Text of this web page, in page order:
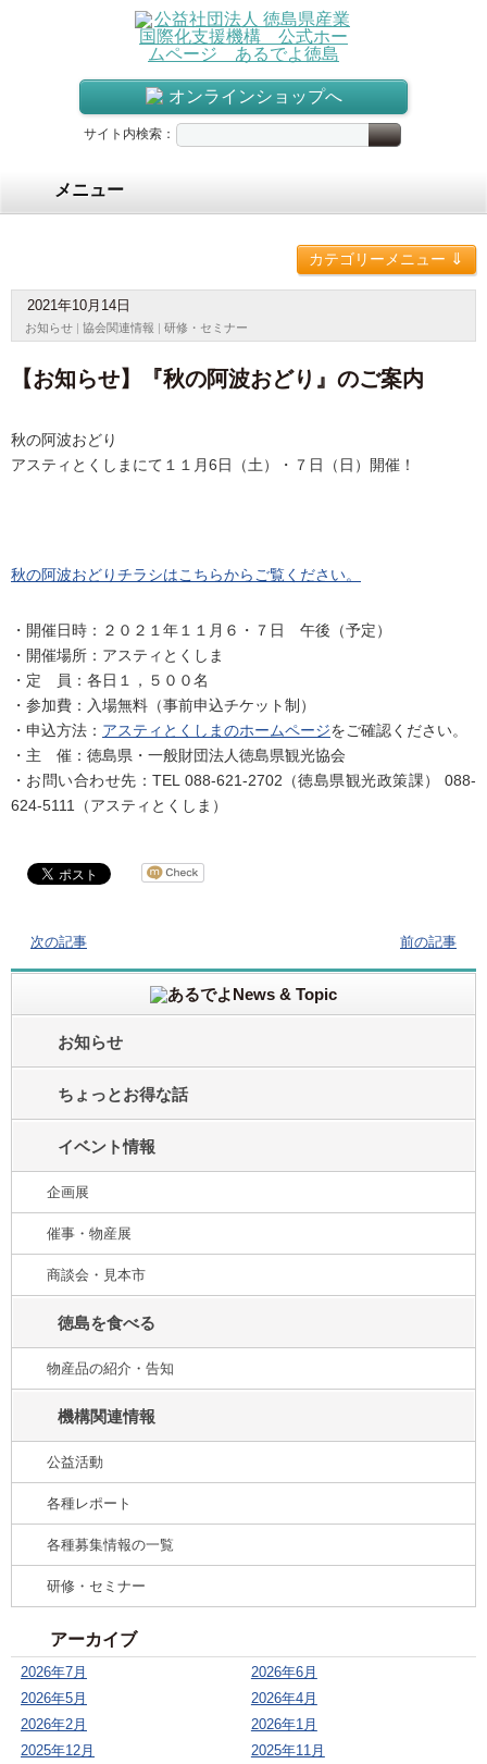
オンラインショップへ
サイト内検索：
メニュー
カテゴリーメニュー⇓
2021年10月14日
お知らせ |協会関連情報 |研修・セミナー
【お知らせ】『秋の阿波おどり』のご案内
秋の阿波おどり
アスティとくしまにて１１月6日（土）・７日（日）開催！
秋の阿波おどりチラシはこちらからご覧ください。
・開催日時：２０２１年１１月６・７日 午後（予定）
・開催場所：アスティとくしま
・定 員：各日１，５００名
・参加費：入場無料（事前申込チケット制）
・申込方法： アスティとくしまのホームページをご確認ください。
・主 催：徳島県・一般財団法人徳島県観光協会
・お問い合わせ先：TEL 088-621-2702（徳島県観光政策課） 088-
624-5111（アスティとくしま）
次の記事 前の記事
お知らせ
ちょっとお得な話
イベント情報
企画展
催事・物産展
商談会・見本市
徳島を食べる
物産品の紹介・告知
機構関連情報
公益活動
各種レポート
各種募集情報の一覧
研修・セミナー
アーカイブ
2026年7月
2026年6月
2026年5月
2026年4月
2026年2月
2026年1月
2025年12月
2025年11月